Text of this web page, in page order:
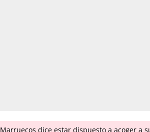
Marruecos dice estar dispuesto a acoger a